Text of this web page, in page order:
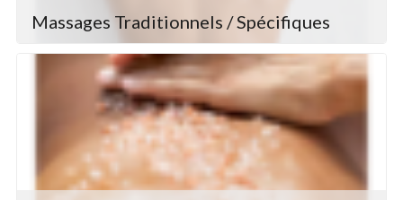
Massages Traditionnels / Spécifiques